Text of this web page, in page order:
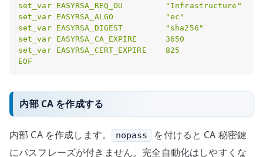
set_var EASYRSA_REQ_OU         "Infrastructure"
set_var EASYRSA_ALGO           "ec"
set_var EASYRSA_DIGEST         "sha256"
set_var EASYRSA_CA_EXPIRE      3650
set_var EASYRSA_CERT_EXPIRE    825
EOF
内部 CA を作成する
内部 CA を作成します。 nopass
を付けると CA 秘密鍵
にパスフレーズが付きません。完全自動化はしやすくな